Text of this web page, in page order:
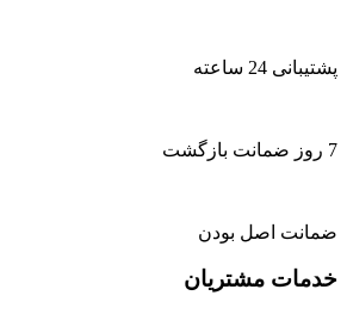
پشتیبانی 24 ساعته
7 روز ضمانت بازگشت
ضمانت اصل بودن
خدمات مشتریان